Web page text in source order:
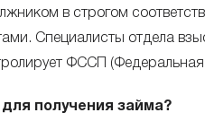
в строгом
Специалисты отдела
ФССП
получения займа?